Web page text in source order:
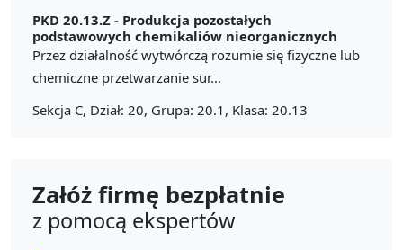
PKD 20.13.Z - Produkcja pozostałych
podstawowych chemikaliów nieorganicznych
Przez działalność wytwórczą rozumie się fizyczne lub
chemiczne przetwarzanie sur...
Sekcja C, Dział: 20, Grupa: 20.1, Klasa: 20.13
Załóż firmę bezpłatnie
z pomocą ekspertów